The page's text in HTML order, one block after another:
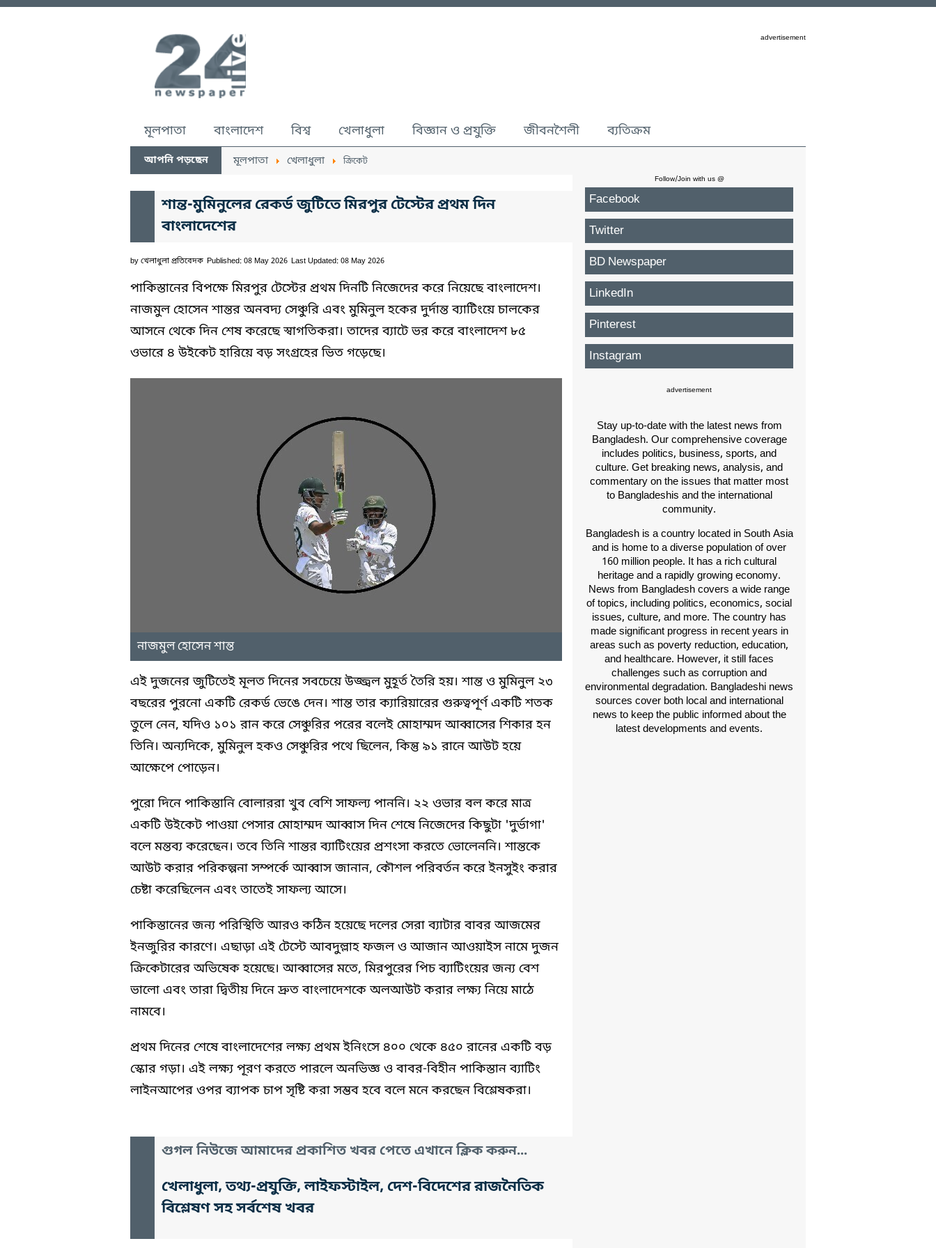
advertisement
মূলপাতা বাংলাদেশ বিশ্ব খেলাধুলা বিজ্ঞান ও প্রযুক্তি জীবনশৈলী ব্যতিক্রম
আপনি পড়ছেন মূলপাতা খেলাধুলা ক্রিকেট
শান্ত-মুমিনুলের রেকর্ড জুটিতে মিরপুর টেস্টের প্রথম দিন
বাংলাদেশের
by খেলাধুলা প্রতিবেদক Published: 08 May 2026 Last Updated: 08 May 2026
পাকিস্তানের বিপক্ষে মিরপুর টেস্টের প্রথম দিনটি নিজেদের করে নিয়েছে বাংলাদেশ।
নাজমুল হোসেন শান্তর অনবদ্য সেঞ্চুরি এবং মুমিনুল হকের দুর্দান্ত ব্যাটিংয়ে চালকের
আসনে থেকে দিন শেষ করেছে স্বাগতিকরা। তাদের ব্যাটে ভর করে বাংলাদেশ ৮৫
ওভারে ৪ উইকেট হারিয়ে বড় সংগ্রহের ভিত গড়েছে।
নাজমুল হোসেন শান্ত
এই দুজনের জুটিতেই মূলত দিনের সবচেয়ে উজ্জ্বল মুহূর্ত তৈরি হয়। শান্ত ও মুমিনুল ২৩
বছরের পুরনো একটি রেকর্ড ভেঙে দেন। শান্ত তার ক্যারিয়ারের গুরুত্বপূর্ণ একটি শতক
তুলে নেন, যদিও ১০১ রান করে সেঞ্চুরির পরের বলেই মোহাম্মদ আব্বাসের শিকার হন
তিনি। অন্যদিকে, মুমিনুল হকও সেঞ্চুরির পথে ছিলেন, কিন্তু ৯১ রানে আউট হয়ে
আক্ষেপে পোড়েন।
পুরো দিনে পাকিস্তানি বোলাররা খুব বেশি সাফল্য পাননি। ২২ ওভার বল করে মাত্র
একটি উইকেট পাওয়া পেসার মোহাম্মদ আব্বাস দিন শেষে নিজেদের কিছুটা 'দুর্ভাগা'
বলে মন্তব্য করেছেন। তবে তিনি শান্তর ব্যাটিংয়ের প্রশংসা করতে ভোলেননি। শান্তকে
আউট করার পরিকল্পনা সম্পর্কে আব্বাস জানান, কৌশল পরিবর্তন করে ইনসুইং করার
চেষ্টা করেছিলেন এবং তাতেই সাফল্য আসে।
পাকিস্তানের জন্য পরিস্থিতি আরও কঠিন হয়েছে দলের সেরা ব্যাটার বাবর আজমের
ইনজুরির কারণে। এছাড়া এই টেস্টে আবদুল্লাহ ফজল ও আজান আওয়াইস নামে দুজন
ক্রিকেটারের অভিষেক হয়েছে। আব্বাসের মতে, মিরপুরের পিচ ব্যাটিংয়ের জন্য বেশ
ভালো এবং তারা দ্বিতীয় দিনে দ্রুত বাংলাদেশকে অলআউট করার লক্ষ্য নিয়ে মাঠে
নামবে।
প্রথম দিনের শেষে বাংলাদেশের লক্ষ্য প্রথম ইনিংসে ৪০০ থেকে ৪৫০ রানের একটি বড়
স্কোর গড়া। এই লক্ষ্য পূরণ করতে পারলে অনভিজ্ঞ ও বাবর-বিহীন পাকিস্তান ব্যাটিং
লাইনআপের ওপর ব্যাপক চাপ সৃষ্টি করা সম্ভব হবে বলে মনে করছেন বিশ্লেষকরা।
গুগল নিউজে আমাদের প্রকাশিত খবর পেতে এখানে ক্লিক করুন...
খেলাধুলা, তথ্য-প্রযুক্তি, লাইফস্টাইল, দেশ-বিদেশের রাজনৈতিক
বিশ্লেষণ সহ সর্বশেষ খবর
Follow/Join with us @
Facebook
Twitter
BD Newspaper
LinkedIn
Pinterest
Instagram
advertisement
Stay up-to-date with the latest news from
Bangladesh. Our comprehensive coverage
includes politics, business, sports, and
culture. Get breaking news, analysis, and
commentary on the issues that matter most
to Bangladeshis and the international
community.
Bangladesh is a country located in South Asia
and is home to a diverse population of over
160 million people. It has a rich cultural
heritage and a rapidly growing economy.
News from Bangladesh covers a wide range
of topics, including politics, economics, social
issues, culture, and more. The country has
made significant progress in recent years in
areas such as poverty reduction, education,
and healthcare. However, it still faces
challenges such as corruption and
environmental degradation. Bangladeshi news
sources cover both local and international
news to keep the public informed about the
latest developments and events.